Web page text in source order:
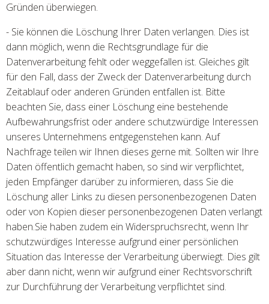
Gründen überwiegen.
- Sie können die Löschung Ihrer Daten verlangen. Dies ist
dann möglich, wenn die Rechtsgrundlage für die
Datenverarbeitung fehlt oder weggefallen ist. Gleiches gilt
für den Fall, dass der Zweck der Datenverarbeitung durch
Zeitablauf oder anderen Gründen entfallen ist. Bitte
beachten Sie, dass einer Löschung eine bestehende
Aufbewahrungsfrist oder andere schutzwürdige Interessen
unseres Unternehmens entgegenstehen kann. Auf
Nachfrage teilen wir Ihnen dieses gerne mit. Sollten wir Ihre
Daten öffentlich gemacht haben, so sind wir verpflichtet,
jeden Empfänger darüber zu informieren, dass Sie die
Löschung aller Links zu diesen personenbezogenen Daten
oder von Kopien dieser personenbezogenen Daten verlangt
haben.Sie haben zudem ein Widerspruchsrecht, wenn Ihr
schutzwürdiges Interesse aufgrund einer persönlichen
Situation das Interesse der Verarbeitung überwiegt. Dies gilt
aber dann nicht, wenn wir aufgrund einer Rechtsvorschrift
zur Durchführung der Verarbeitung verpflichtet sind.